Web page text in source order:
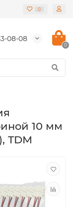
0
08-08
0
10 мм
TDM